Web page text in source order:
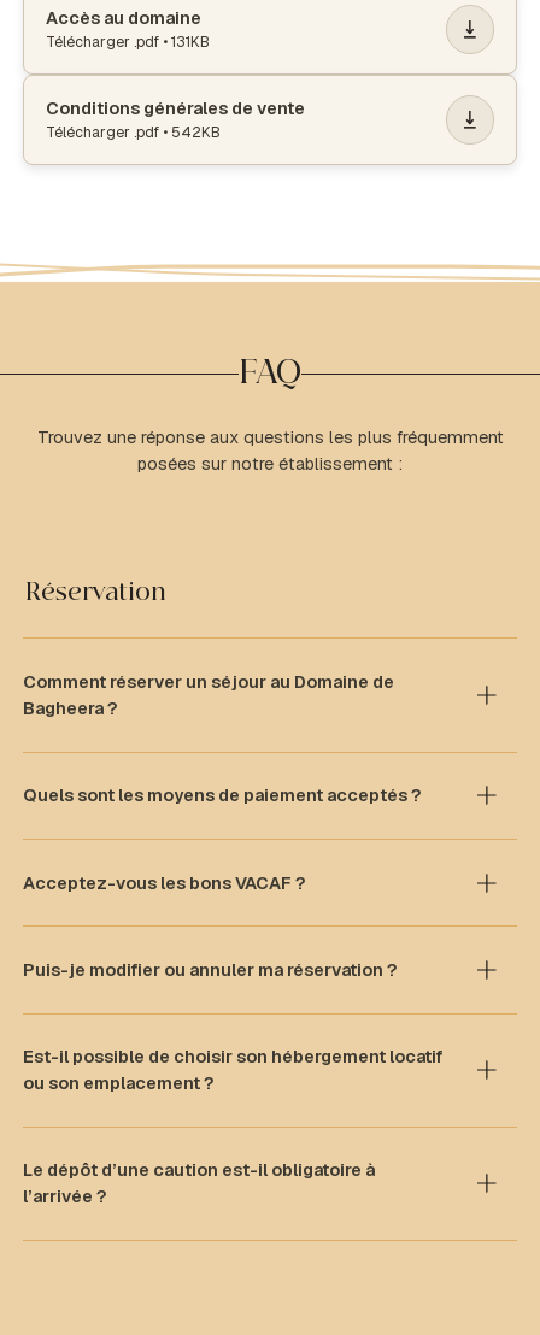
Accès au domaine
Télécharger .pdf • 131KB
Conditions générales de vente
Télécharger .pdf • 542KB
FAQ
Trouvez une réponse aux questions les plus fréquemment
posées sur notre établissement :
Réservation
Comment réserver un séjour au Domaine de
Bagheera ?
Quels sont les moyens de paiement acceptés ?
Acceptez-vous les bons VACAF ?
Puis-je modifier ou annuler ma réservation ?
Est-il possible de choisir son hébergement locatif
ou son emplacement ?
Le dépôt d’une caution est-il obligatoire à
l’arrivée ?